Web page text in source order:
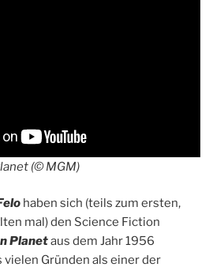
(© MGM)
haben sich (teils zum ersten,
mal) den Science Fiction
Planetaus dem Jahr 1956
vielen Gründen als einer der